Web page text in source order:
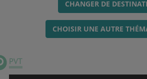
CHANGER DE
CHOISIR UNE AUTRE
PVT